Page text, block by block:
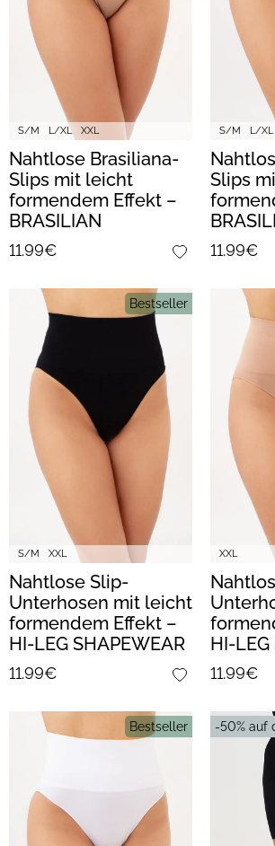
S/M L/XL XXL
Nahtlose Brasiliana-
Slips mit leicht
formendem Effekt –
BRASILIAN
SHAPEWEAR (nude)
11.99€
S/M L/XL
Slips
11.99€
S/M XXL
Bestseller
Nahtlose Slip-
Unterhosen mit leicht
formendem Effekt –
HI-LEG SHAPEWEAR
(black)
11.99€
XXL
HI-LEG
(nude)
11.99€
Bestseller -50% auf